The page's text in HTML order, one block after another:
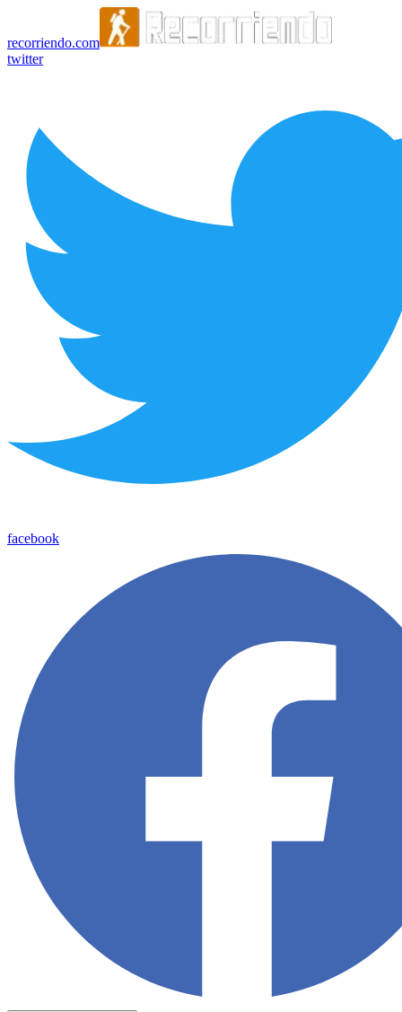
recorriendo.com
twitter
facebook